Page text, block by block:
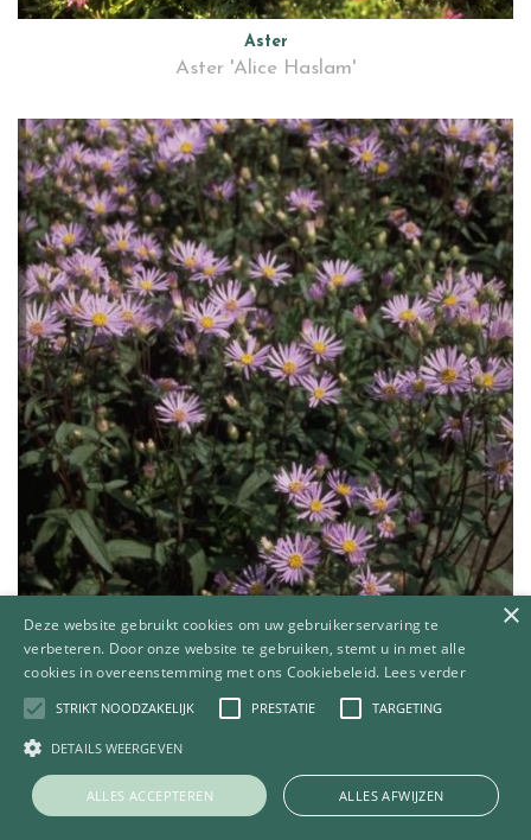
Aster
Aster 'Alice Haslam'
Aster radula
×
Deze website gebruikt cookies om uw gebruikerservaring te
verbeteren. Door onze website te gebruiken, stemt u in met alle
cookies in overeenstemming met ons Cookiebeleid. Lees verder
STRIKT NOODZAKELIJK PRESTATIE TARGETING
DETAILS WEERGEVEN
ALLES ACCEPTEREN ALLES AFWIJZEN